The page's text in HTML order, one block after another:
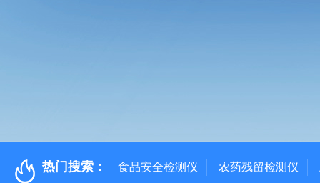
热门搜索： 食品安全检测仪 农药残留检测仪